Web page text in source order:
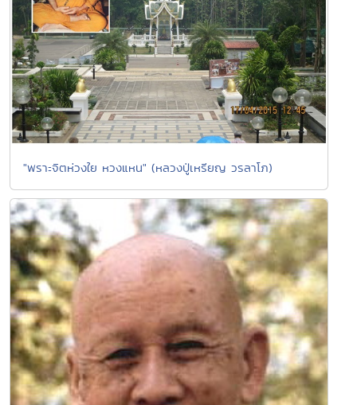
"พราะจิตห่วงใย หวงแหน" (หลวงปู่เหรียญ วรลาโภ)